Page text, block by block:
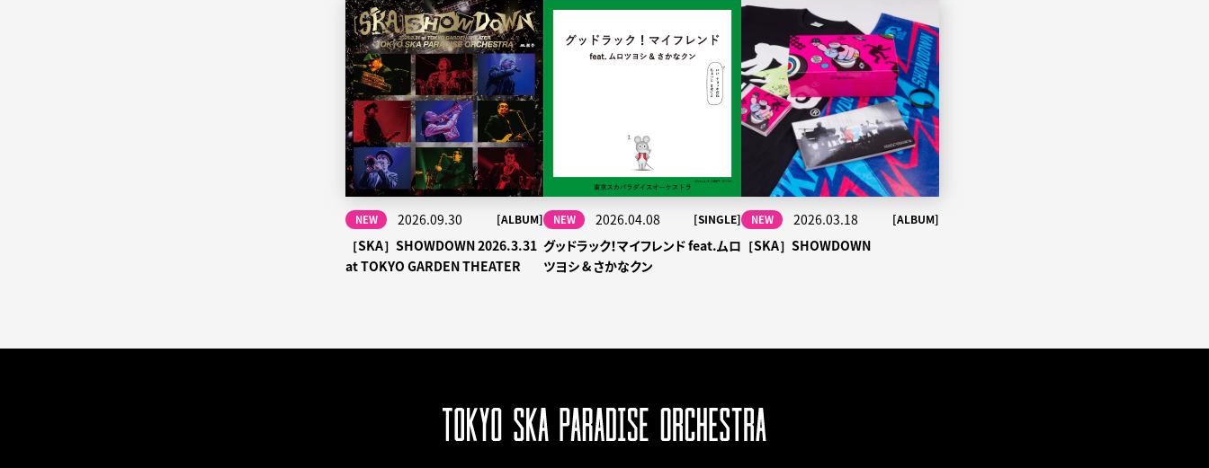
NEW 2026.09.30 [ALBUM]
［SKA］SHOWDOWN 2026.3.31
at TOKYO GARDEN THEATER
NEW 2026.04.08 [SINGLE]
グッドラック！マイフレンド feat.ムロ
ツヨシ & さかなクン
NEW 2026.03.18 [ALBUM]
［SKA］SHOWDOWN